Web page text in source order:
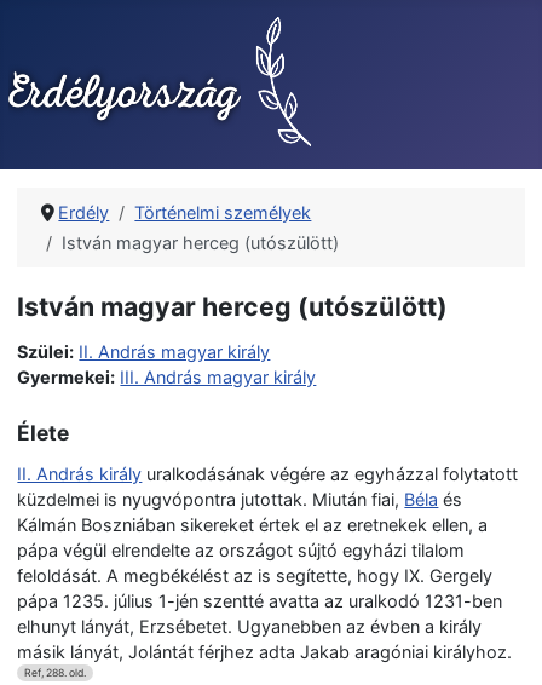
Erdély
Történelmi személyek
István magyar herceg (utószülött)
István magyar herceg (utószülött)
Szülei: II. András magyar király
Gyermekei: III. András magyar király
Élete
II. András király uralkodásának végére az egyházzal folytatott
küzdelmei is nyugvópontra jutottak. Miután fiai, Béla és
Kálmán Boszniában sikereket értek el az eretnekek ellen, a
pápa végül elrendelte az országot sújtó egyházi tilalom
feloldását. A megbékélést az is segítette, hogy IX. Gergely
pápa 1235. július 1-jén szentté avatta az uralkodó 1231-ben
elhunyt lányát, Erzsébetet. Ugyanebben az évben a király
másik lányát, Jolántát férjhez adta Jakab aragóniai királyhoz.
Ref, 288. old.